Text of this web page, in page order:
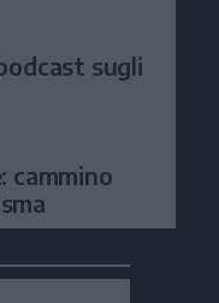
sugli
cammino